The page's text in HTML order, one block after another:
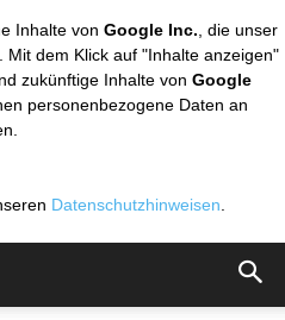
Inhalte von Google Inc. , die unser
dem Klick auf "Inhalte anzeigen"
zukünftige Inhalte von Google
personenbezogene Daten an
Datenschutzhinweisen